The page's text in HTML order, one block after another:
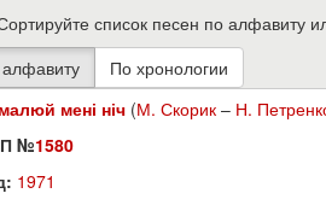
список песен по алфавиту
мені ніч (М. Скорик – Н.
№1580
1971